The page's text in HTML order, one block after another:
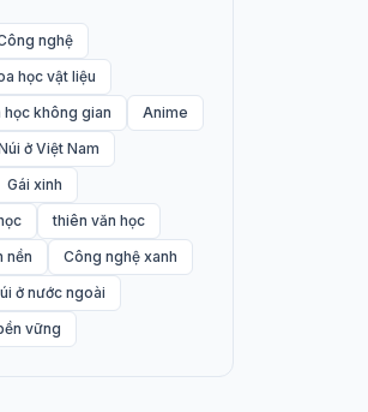
nghệ
học vật liệu
học không gian
Anime
ở Việt Nam
Gái xinh
thiên văn học
nền
Công nghệ xanh
ở nước ngoài
vững